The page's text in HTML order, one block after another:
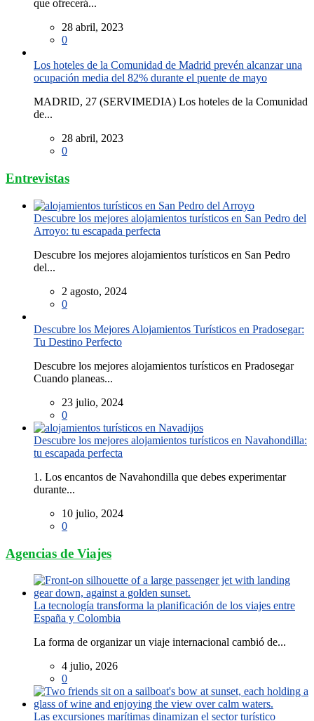
que ofrecerá...
28 abril, 2023
0
Los hoteles de la Comunidad de Madrid prevén alcanzar una
ocupación media del 82% durante el puente de mayo
MADRID, 27 (SERVIMEDIA) Los hoteles de la Comunidad
de...
28 abril, 2023
0
Entrevistas
Descubre los mejores alojamientos turísticos en San Pedro del
Arroyo: tu escapada perfecta
Descubre los mejores alojamientos turísticos en San Pedro
del...
2 agosto, 2024
0
Descubre los Mejores Alojamientos Turísticos en Pradosegar:
Tu Destino Perfecto
Descubre los mejores alojamientos turísticos en Pradosegar
Cuando planeas...
23 julio, 2024
0
Descubre los mejores alojamientos turísticos en Navahondilla:
tu escapada perfecta
1. Los encantos de Navahondilla que debes experimentar
durante...
10 julio, 2024
0
Agencias de Viajes
La tecnología transforma la planificación de los viajes entre
España y Colombia
La forma de organizar un viaje internacional cambió de...
4 julio, 2026
0
Las excursiones marítimas dinamizan el sector turístico